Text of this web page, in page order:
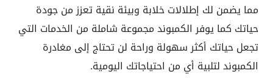
مما يضمن لك إطلالات خلابة وبيئة نقية تعزز من جودة
حياتك كما يوفر الكمبوند مجموعة شاملة من الخدمات التي
تجعل حياتك أكثر سهولة وراحة لن تحتاج إلى مغادرة
الكمبوند لتلبية أي من احتياجاتك اليومية.